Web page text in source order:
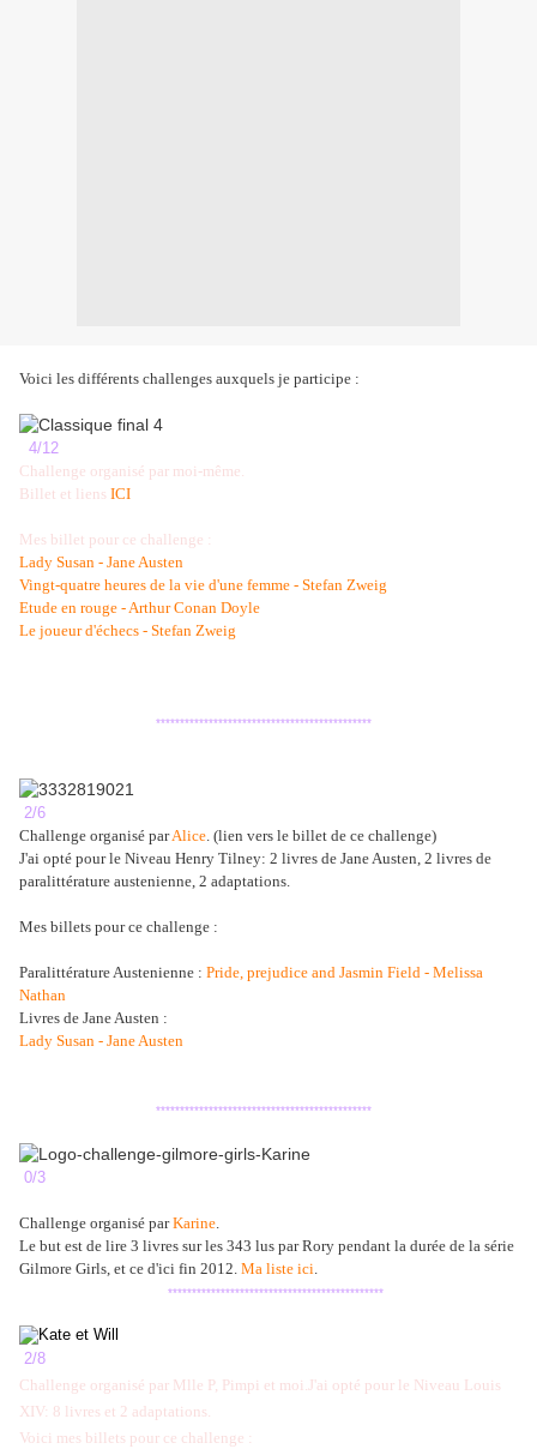
Voici les différents challenges auxquels je participe :
4/12
Challenge organisé par moi-même.
Billet et liens ICI
Mes billet pour ce challenge :
Lady Susan - Jane Austen
Vingt-quatre heures de la vie d'une femme - Stefan Zweig
Etude en rouge - Arthur Conan Doyle
Le joueur d'échecs - Stefan Zweig
*********************************************
2/6
Challenge organisé parAlice. (lien vers le billet de ce challenge)
J'ai opté pour le Niveau Henry Tilney: 2 livres de Jane Austen, 2 livres de
paralittérature austenienne, 2 adaptations.
Mes billets pour ce challenge :
Paralittérature Austenienne : Pride, prejudice and Jasmin Field - Melissa
Nathan
Livres de Jane Austen :
Lady Susan - Jane Austen
*********************************************
0/3
Challenge organisé parKarine.
Le but est de lire 3 livres sur les 343 lus par Rory pendant la durée de la série
Gilmore Girls, et ce d'ici fin 2012. Ma liste ici.
*********************************************
2/8
Challenge organisé par Mlle P, Pimpi et moi. J'ai opté pour le Niveau Louis
XIV: 8 livres et 2 adaptations.
Voici mes billets pour ce challenge :